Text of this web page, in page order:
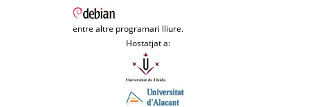
entre altre programari lliure.
Hostatjat a: